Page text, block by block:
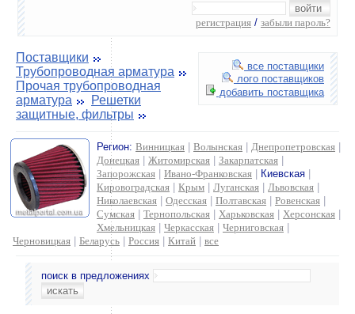
регистрация / забыли пароль?
все поставщики
лого поставщиков
добавить поставщика
Поставщики
Трубопроводная арматура
Прочая трубопроводная
арматура
Решетки
защитные, фильтры
Регион: Винницкая Волынская Днепропетровская
Донецкая
Житомирская Закарпатская
Запорожская
Ивано-Франковская Киевская
Кировоградская
Крым Луганская Львовская
Николаевская
Одесская Полтавская Ровенская
Сумская
Тернопольская Харьковская Херсонская
Хмельницкая
Черкасская Черниговская
Черновицкая
Беларусь Россия Китай все
поиск в предложениях